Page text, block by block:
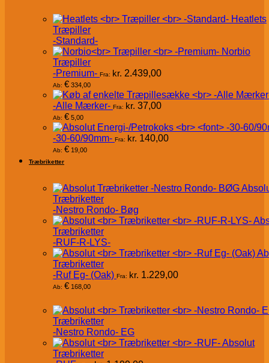
Heatlets
Træpiller
-Standard-
Norbio
Træpiller
-Premium- Fra: kr. 2.439,00
Ab: € 334,00
-Alle Mærker- Fra: kr. 37,00
Ab: € 5,00
-30-60/90mm- Fra: kr. 140,00
Ab: € 19,00
Træbriketter
Træbriketter
-Nestro Rondo- Bøg
Træbriketter
-RUF-R-LYS-
Træbriketter
-Ruf Eg- (Oak) Fra: kr. 1.229,00
Ab: € 168,00
Træbriketter
-Nestro Rondo- EG
Absolut
Træbriketter